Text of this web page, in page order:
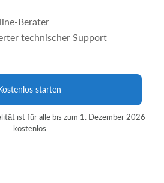
Berater
technischer Support
starten
ist für alle bis zum 1. Dezember 2026
kostenlos